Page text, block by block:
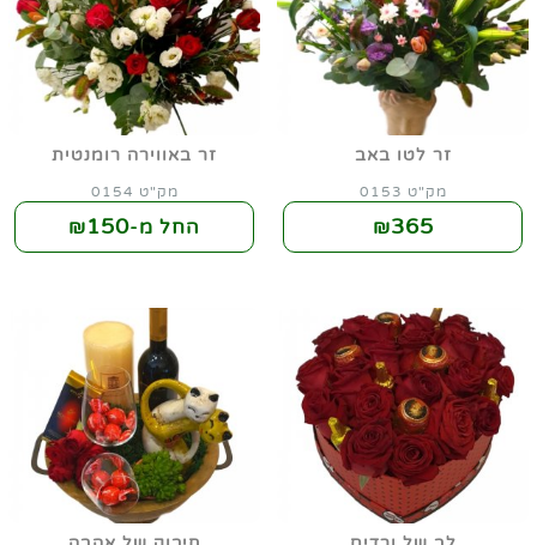
זר לטו באב
מק"ט 0153
₪365
זר באווירה רומנטית
מק"ט 0154
החל מ-₪150